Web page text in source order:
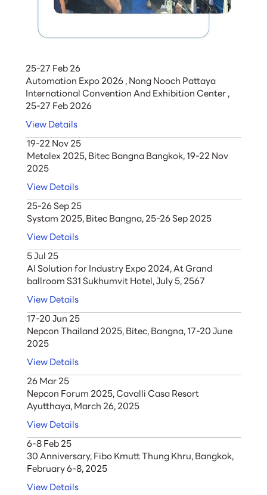
25-27 Feb 26
Automation Expo 2026 , Nong Nooch Pattaya
International Convention And Exhibition Center ,
25-27 Feb 2026
View Details
19-22 Nov 25
Metalex 2025, Bitec Bangna Bangkok, 19-22 Nov
2025
View Details
25-26 Sep 25
Systam 2025, Bitec Bangna, 25-26 Sep 2025
View Details
5 Jul 25
AI Solution for Industry Expo 2024, At Grand
ballroom S31 Sukhumvit Hotel, July 5, 2567
View Details
17-20 Jun 25
Nepcon Thailand 2025, Bitec, Bangna, 17-20 June
2025
View Details
26 Mar 25
Nepcon Forum 2025, Cavalli Casa Resort
Ayutthaya, March 26, 2025
View Details
6-8 Feb 25
30 Anniversary, Fibo Kmutt Thung Khru, Bangkok,
February 6-8, 2025
View Details